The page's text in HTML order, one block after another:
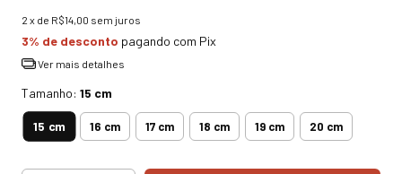
2 x de R$14,00 sem juros
3% de desconto pagando com Pix
Ver mais detalhes
Tamanho: 15 cm
15 cm 16 cm 17 cm 18 cm 19 cm 20 cm